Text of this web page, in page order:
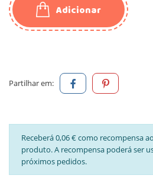
Adicionar
Partilhar em:
Receberá 0,06 € como recompensa
produto. A recompensa poderá ser
próximos pedidos.